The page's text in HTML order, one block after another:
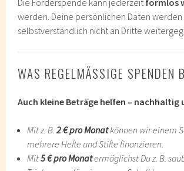
Die Förderspende kann jederzeitformlos
werden. Deine persönlichen Daten werden
selbstverständlich nicht an Dritte
WAS REGELMÄSSIGE SPENDEN
Auch kleine Beträge helfen – nachhaltig
Mit z. B.2 € pro Monatkönnen wir einem
mehrere Hefte und Stifte finanzieren.
Mit5 € pro Monatermöglichst Du z. B.